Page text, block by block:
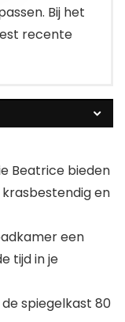
Bij het
recente
Beatrice bieden
en
een
tijd in je
spiegelkast 80